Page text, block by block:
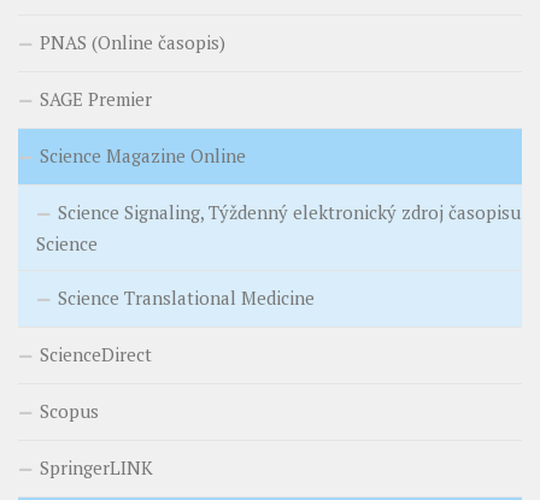
PNAS (Online časopis)
SAGE Premier
Science Magazine Online
Science Signaling, Týždenný elektronický zdroj časopisu
Science
Science Translational Medicine
ScienceDirect
Scopus
SpringerLINK